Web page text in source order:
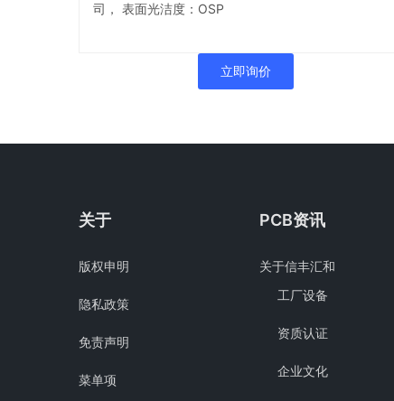
司， 表面光洁度：OSP
立即询价
关于
版权申明
隐私政策
免责声明
菜单项
PCB资讯
关于信丰汇和
工厂设备
资质认证
企业文化